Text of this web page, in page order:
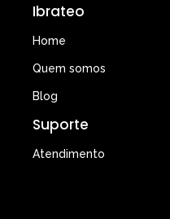
Ibrateo
Home
Quem somos
Blog
Suporte
Atendimento